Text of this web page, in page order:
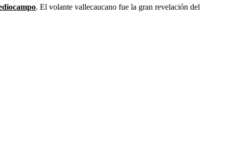
. El volante vallecaucano fue la gran revelación del